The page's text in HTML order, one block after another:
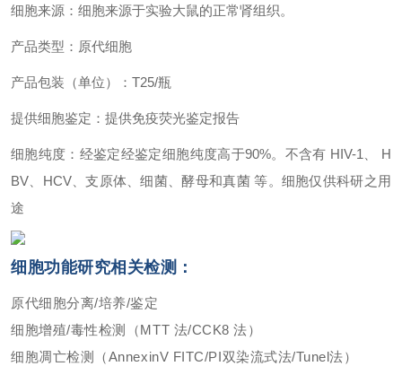
细胞来源：细胞来源于实验大鼠的正常肾组织。
产品类型：原代细胞
产品包装（单位）：T25/瓶
提供细胞鉴定：提供免疫荧光鉴定报告
细胞纯度：经鉴定经鉴定细胞纯度高于90%。不含有 HIV-1、 H
BV、HCV、支原体、细菌、酵母和真菌 等。细胞仅供科研之用
途
细胞功能研究相关检测：
原代细胞分离/培养/鉴定
细胞增殖/毒性检测（MTT 法/CCK8 法）
细胞凋亡检测（AnnexinV FITC/PI双染流式法/Tunel法）